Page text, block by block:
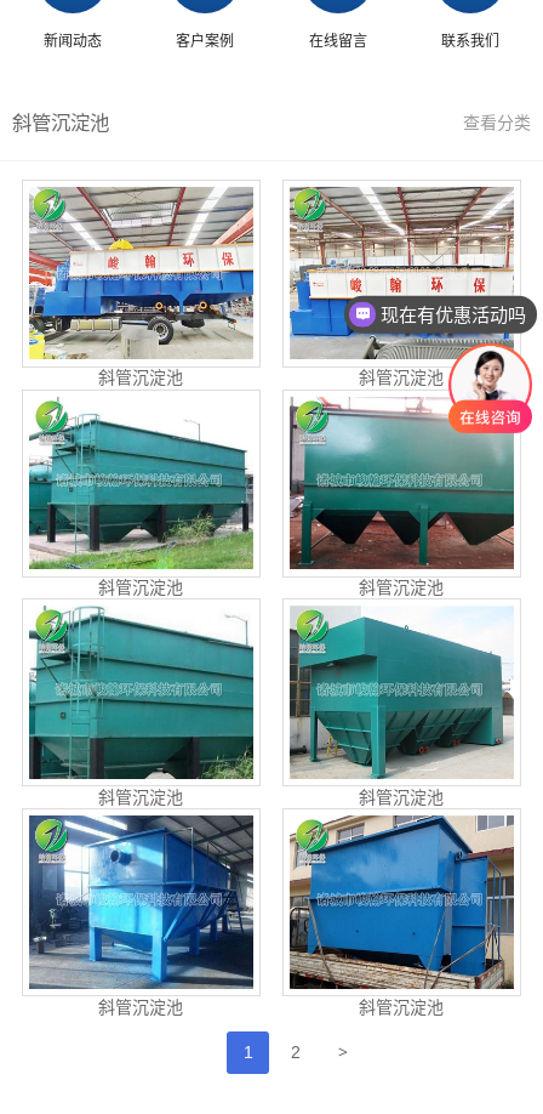
新闻动态 客户案例 在线留言 联系我们
斜管沉淀池 查看分类
斜管沉淀池 斜管沉淀池
斜管沉淀池 斜管沉淀池
斜管沉淀池 斜管沉淀池
斜管沉淀池 斜管沉淀池
1 2 >
现在有优惠活动吗